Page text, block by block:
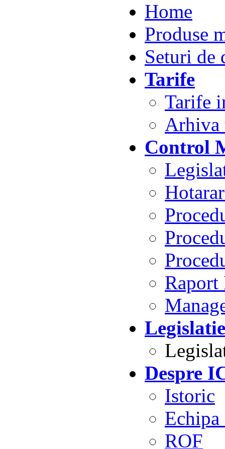
Home
Produse
Seturi de
Tarife
Tarife
Arhiva
Control
Raport
Legislatie
Despre
Istoric
ROF